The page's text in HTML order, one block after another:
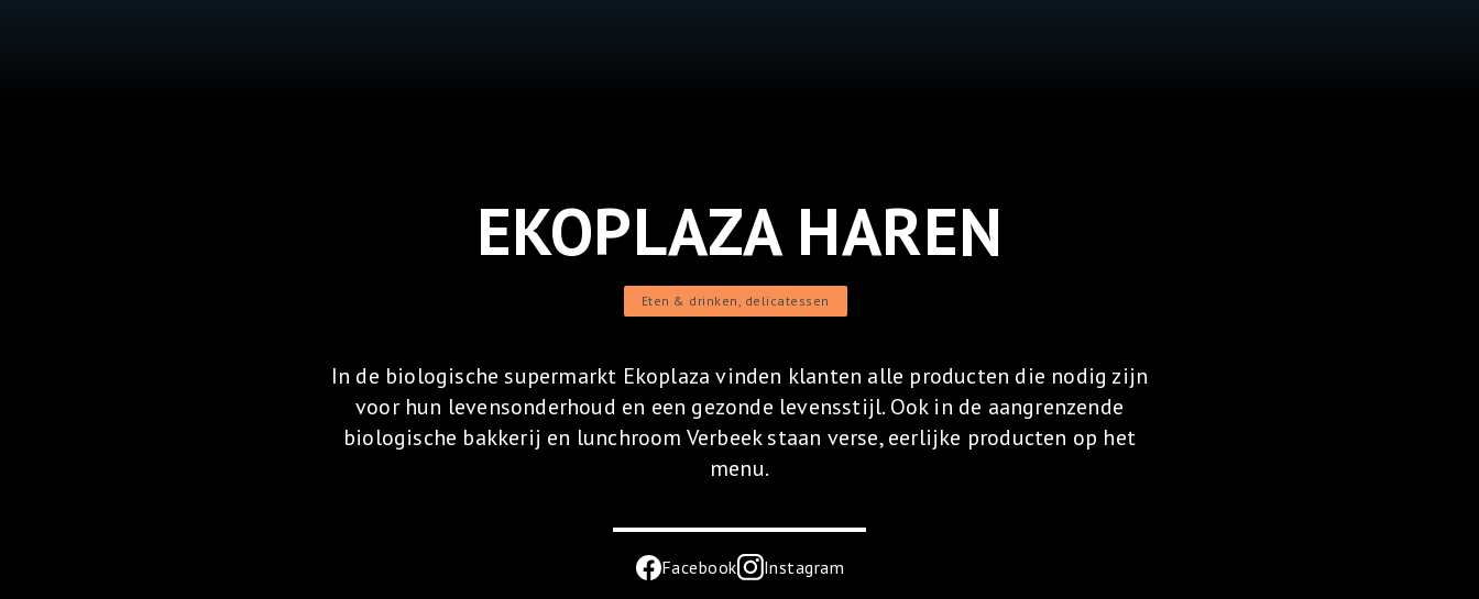
EKOPLAZA HAREN
Eten & drinken, delicatessen
In de biologische supermarkt Ekoplaza vinden klanten alle producten die nodig zijn
voor hun levensonderhoud en een gezonde levensstijl. Ook in de aangrenzende
biologische bakkerij en lunchroom Verbeek staan verse, eerlijke producten op het
menu.
Facebook Instagram